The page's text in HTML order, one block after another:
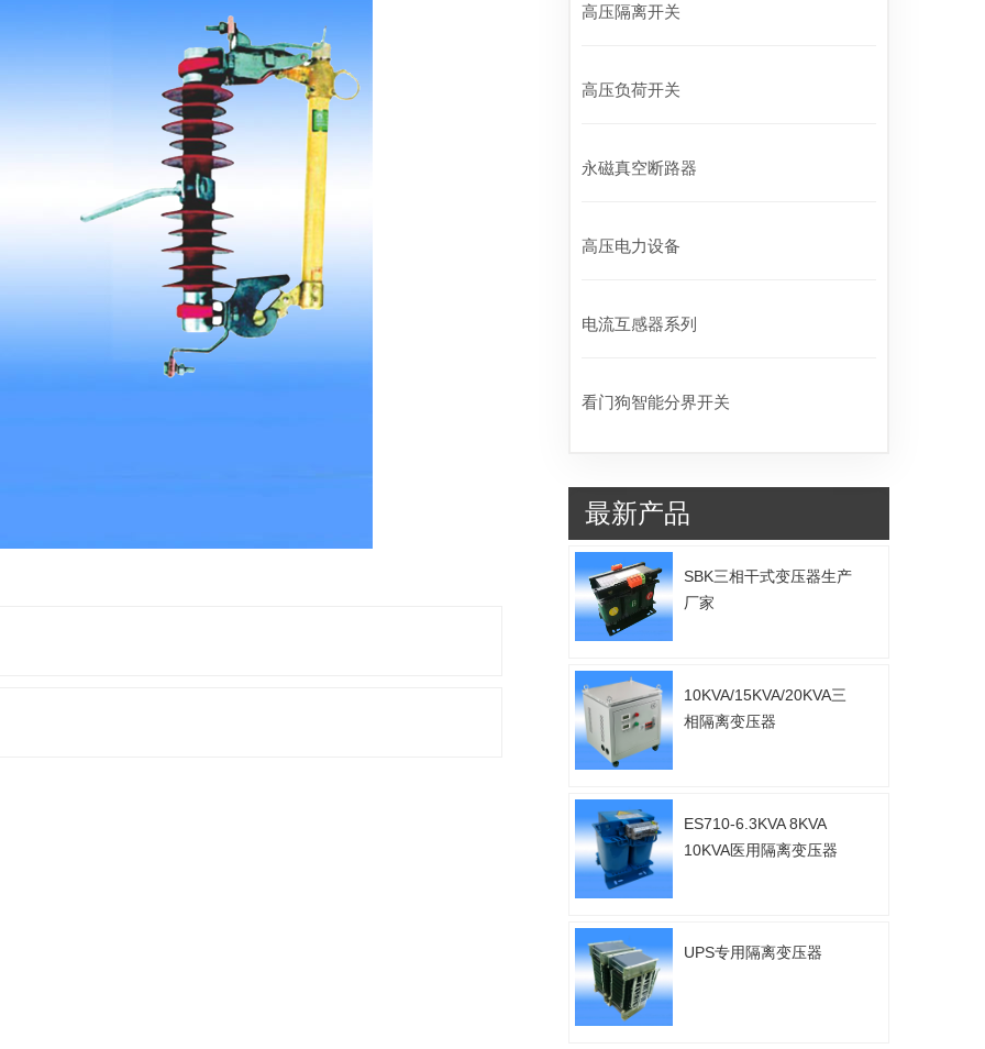
高压隔离开关
高压负荷开关
永磁真空断路器
高压电力设备
电流互感器系列
看门狗智能分界开关
最新产品
SBK三相干式变压器生产
厂家
10KVA/15KVA/20KVA三
相隔离变压器
ES710-6.3KVA 8KVA
10KVA医用隔离变压器
UPS专用隔离变压器